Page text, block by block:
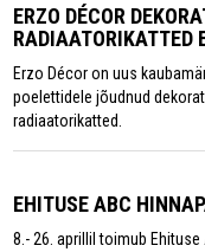
ERZO DÉCOR
RADIAATORIKATTED
Erzo Décor on uus
poelettidele jõudnud
radiaatorikatted.
EHITUSE ABC
8.- 26. aprillil toimub